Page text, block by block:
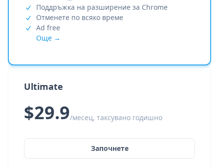
Поддръжка на разширение за Chrome
Отменете по всяко време
Ad free
Още →
Ultimate
$29.9/месец, таксувано годишно
Започнете